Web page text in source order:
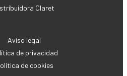
Claret
Aviso legal
de privacidad
de cookies